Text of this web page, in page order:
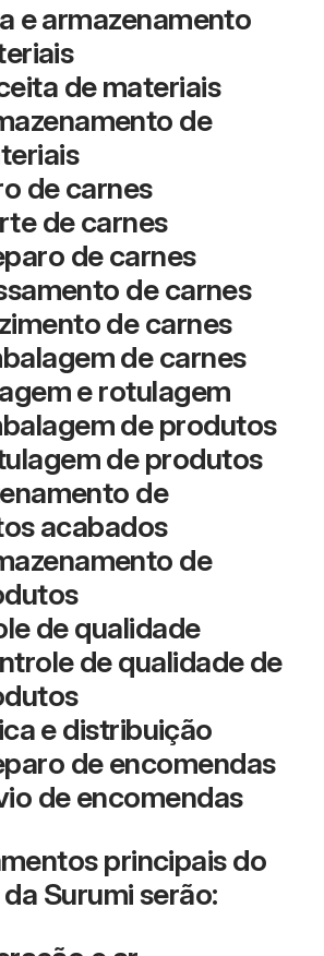
e armazenamento
de materiais
de
de carnes
de carnes
de carnes
de carnes
de carnes
de carnes
e rotulagem
de produtos
de produtos
de
acabados
de
de qualidade
de qualidade de
e distribuição
de encomendas
de encomendas
principais do
Surumi serão: